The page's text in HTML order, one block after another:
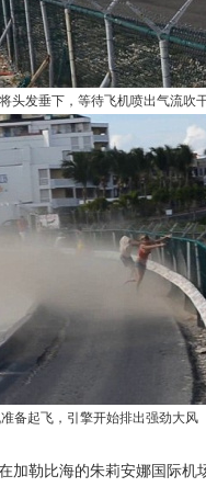
头发垂下，等待飞机喷出气流吹
备起飞，引擎开始排出强劲大风
勒比海的朱莉安娜国际机